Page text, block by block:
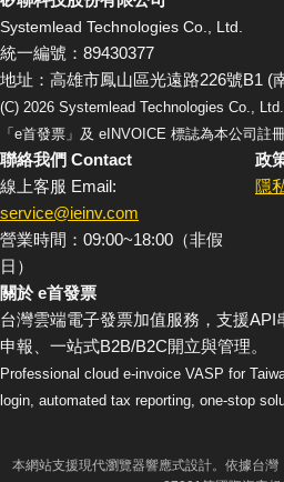
Systemlead Technologies Co., Ltd.
統一編號：89430377
地址：高雄市鳳山區光遠路226號B1 (
(C) 2026 Systemlead Technologies Co.,
「e首發票」及 eINVOICE 標誌為本公司註冊
聯絡我們 Contact
線上客服 Email:
service@ieinv.com
營業時間：09:00~18:00（非假
日）
政
隱
關於 e首發票
台灣雲端電子發票加值服務，支援API
申報、一站式B2B/B2C開立與管理。
Professional cloud e-invoice VASP for
login, automated tax reporting, one-stop
本網站支援現代瀏覽器響應式設計。依據台